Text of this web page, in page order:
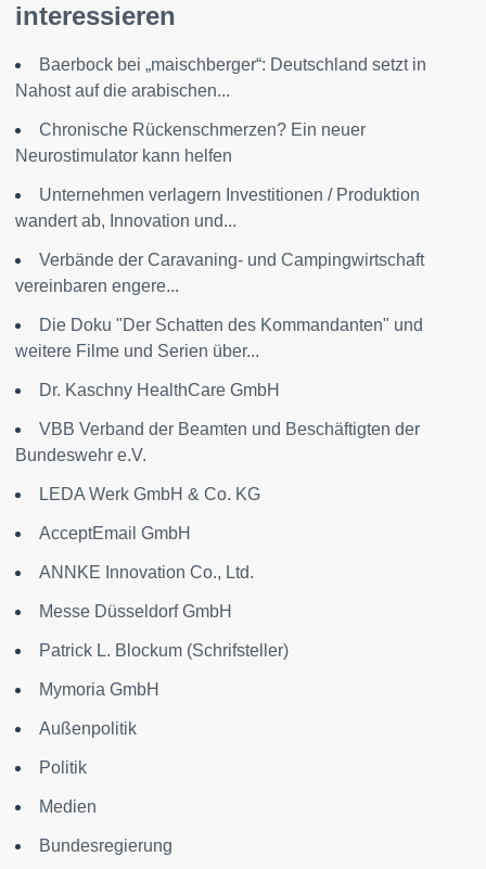
interessieren
Baerbock bei „maischberger“: Deutschland setzt in
Nahost auf die arabischen...
Chronische Rückenschmerzen? Ein neuer
Neurostimulator kann helfen
Unternehmen verlagern Investitionen / Produktion
wandert ab, Innovation und...
Verbände der Caravaning- und Campingwirtschaft
vereinbaren engere...
Die Doku "Der Schatten des Kommandanten" und
weitere Filme und Serien über...
Dr. Kaschny HealthCare GmbH
VBB Verband der Beamten und Beschäftigten der
Bundeswehr e.V.
LEDA Werk GmbH & Co. KG
AcceptEmail GmbH
ANNKE Innovation Co., Ltd.
Messe Düsseldorf GmbH
Patrick L. Blockum (Schrifsteller)
Mymoria GmbH
Außenpolitik
Politik
Medien
Bundesregierung